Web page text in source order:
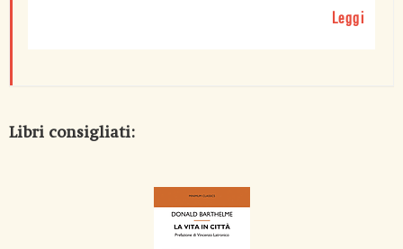
Leggi
Libri consigliati: